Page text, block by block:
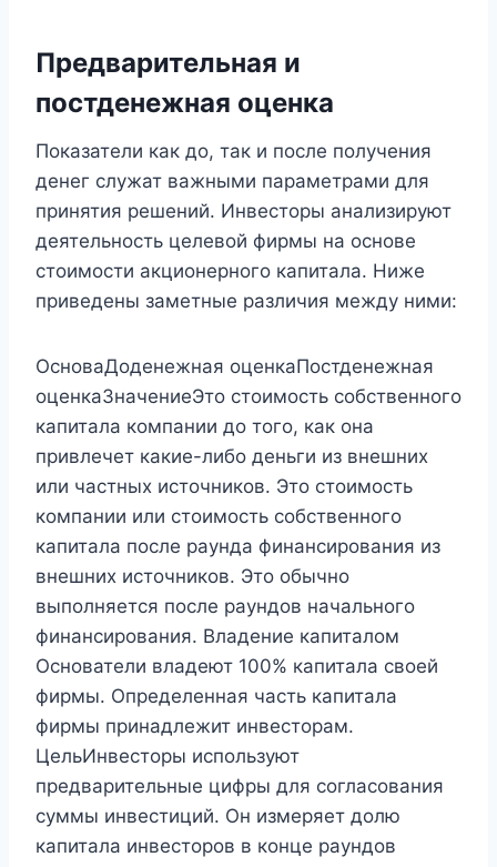
Предварительная и
постденежная оценка
Показатели как до, так и после получения
денег служат важными параметрами для
принятия решений. Инвесторы анализируют
деятельность целевой фирмы на основе
стоимости акционерного капитала. Ниже
приведены заметные различия между ними:
ОсноваДоденежная оценкаПостденежная
оценкаЗначениеЭто стоимость собственного
капитала компании до того, как она
привлечет какие-либо деньги из внешних
или частных источников. Это стоимость
компании или стоимость собственного
капитала после раунда финансирования из
внешних источников. Это обычно
выполняется после раундов начального
финансирования. Владение капиталом
Основатели владеют 100% капитала своей
фирмы. Определенная часть капитала
фирмы принадлежит инвесторам.
ЦельИнвесторы используют
предварительные цифры для согласования
суммы инвестиций. Он измеряет долю
капитала инвесторов в конце раундов